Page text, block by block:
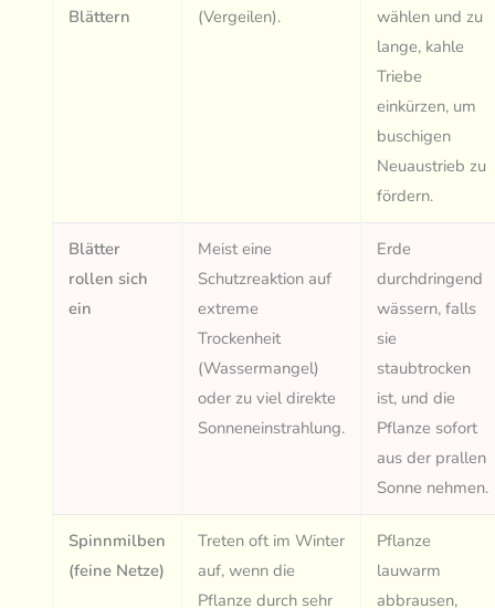
Blättern
(Vergeilen).
wählen und zu
lange, kahle
Triebe
einkürzen, um
buschigen
Neuaustrieb zu
fördern.
Blätter
rollen sich
ein
Meist eine
Schutzreaktion auf
extreme
Trockenheit
(Wassermangel)
oder zu viel direkte
Sonneneinstrahlung.
Erde
durchdringend
wässern, falls
sie
staubtrocken
ist, und die
Pflanze sofort
aus der prallen
Sonne nehmen.
Spinnmilben
(feine Netze)
Treten oft im Winter
auf, wenn die
Pflanze durch sehr
Pflanze
lauwarm
abbrausen,